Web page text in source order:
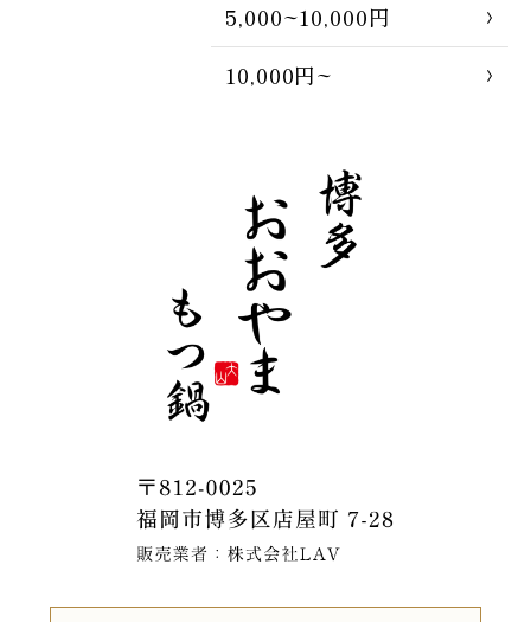
5,000~10,000円
10,000円~